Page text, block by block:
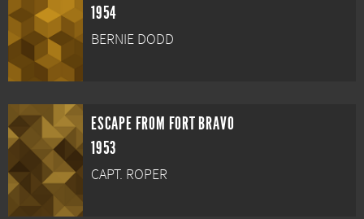
1954
BERNIE DODD
ESCAPE FROM FORT BRAVO
1953
CAPT. ROPER